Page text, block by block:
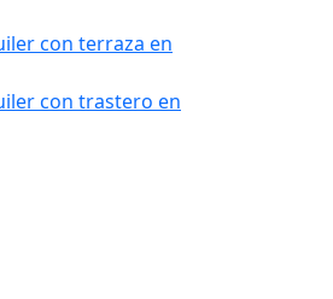
con terraza en
con trastero en